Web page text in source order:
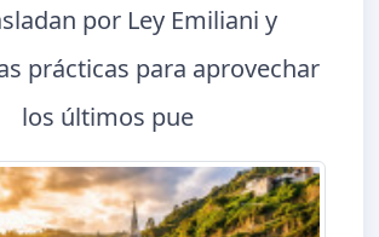
por Ley Emiliani y
prácticas para aprovechar
los últimos pue